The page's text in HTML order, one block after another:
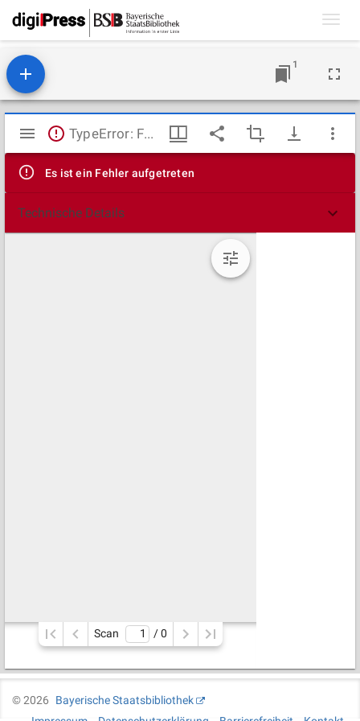
1
Mirador
Viewer
TypeError: Failed to fetch
Es ist ein Fehler aufgetreten
Technische Details
Scan / 0
©2026
Bayerische Staatsbibliothek